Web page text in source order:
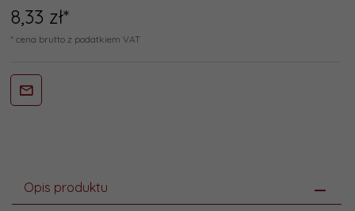
8,33 zł*
* cena brutto z podatkiem VAT
Opis produktu